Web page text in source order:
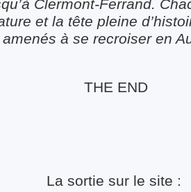
Clermont-Ferrand.
et la tête pleine
à se recroiser en
​​​​​THE END
La sortie sur le site :